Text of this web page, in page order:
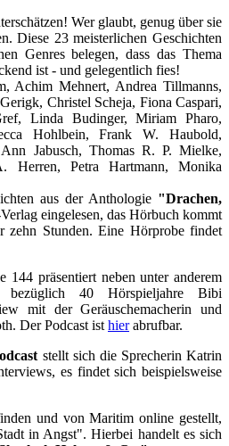
Wer glaubt, genug über sie
Diese 23 meisterlichen Geschichten
Genres belegen, dass das Thema
ist - und gelegentlich fies!
Achim Mehnert, Andrea Tillmanns,
Christel Scheja, Fiona Caspari,
Linda Budinger, Miriam Pharo,
Hohlbein, Frank W. Haubold,
Jabusch, Thomas R. P. Mielke,
Herren, Petra Hartmann, Monika
aus der Anthologie "Drachen,
eingelesen, das Hörbuch kommt
zehn Stunden. Eine Hörprobe findet
144 präsentiert neben unter anderem
bezüglich 40 Hörspieljahre Bibi
mit der Geräuschemacherin und
Der Podcast ist hierabrufbar.
stellt sich die Sprecherin Katrin
es findet sich beispielsweise
und von Maritim online gestellt,
in Angst". Hierbei handelt es sich